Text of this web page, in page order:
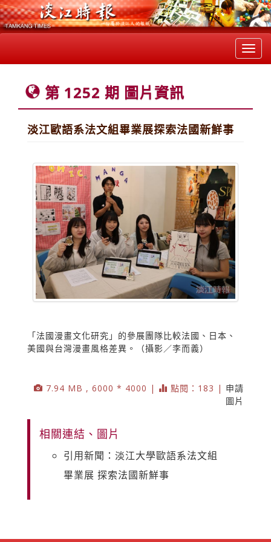
第 1252 期 圖片資訊
淡江歐語系法文組畢業展探索法國新鮮事
「法國漫畫文化研究」的參展團隊比較法國、日本、
美國與台灣漫畫風格差異。（攝影／李而義）
7.94 MB , 6000 * 4000 | 點閱：183 | 申請
圖片
相關連結、圖片
引用新聞：淡江大學歐語系法文組
畢業展 探索法國新鮮事